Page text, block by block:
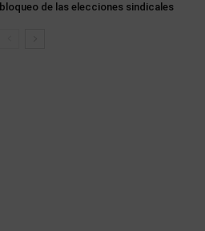
bloqueo de las elecciones sindicales